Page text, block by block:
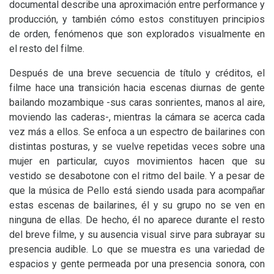
documental describe una aproximación entre performance y
producción, y también cómo estos constituyen principios
de orden, fenómenos que son explorados visualmente en
el resto del filme.
Después de una breve secuencia de título y créditos, el
filme hace una transición hacia escenas diurnas de gente
bailando mozambique -sus caras sonrientes, manos al aire,
moviendo las caderas-, mientras la cámara se acerca cada
vez más a ellos. Se enfoca a un espectro de bailarines con
distintas posturas, y se vuelve repetidas veces sobre una
mujer en particular, cuyos movimientos hacen que su
vestido se desabotone con el ritmo del baile. Y a pesar de
que la música de Pello está siendo usada para acompañar
estas escenas de bailarines, él y su grupo no se ven en
ninguna de ellas. De hecho, él no aparece durante el resto
del breve filme, y su ausencia visual sirve para subrayar su
presencia audible. Lo que se muestra es una variedad de
espacios y gente permeada por una presencia sonora, con